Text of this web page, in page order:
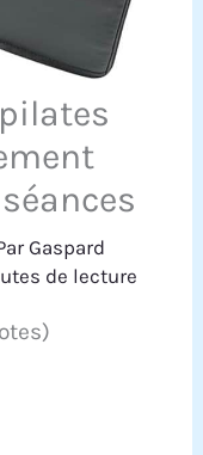
Gaspard
de lecture